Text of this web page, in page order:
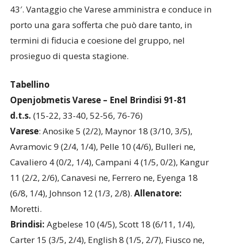
43′. Vantaggio che Varese amministra e conduce in
porto una gara sofferta che può dare tanto, in
termini di fiducia e coesione del gruppo, nel
prosieguo di questa stagione.
Tabellino
Openjobmetis Varese – Enel Brindisi 91-81
d.t.s. (15-22, 33-40, 52-56, 76-76)
Varese: Anosike 5 (2/2), Maynor 18 (3/10, 3/5),
Avramovic 9 (2/4, 1/4), Pelle 10 (4/6), Bulleri ne,
Cavaliero 4 (0/2, 1/4), Campani 4 (1/5, 0/2), Kangur
11 (2/2, 2/6), Canavesi ne, Ferrero ne, Eyenga 18
(6/8, 1/4), Johnson 12 (1/3, 2/8). Allenatore:
Moretti.
Brindisi: Agbelese 10 (4/5), Scott 18 (6/11, 1/4),
Carter 15 (3/5, 2/4), English 8 (1/5, 2/7), Fiusco ne,